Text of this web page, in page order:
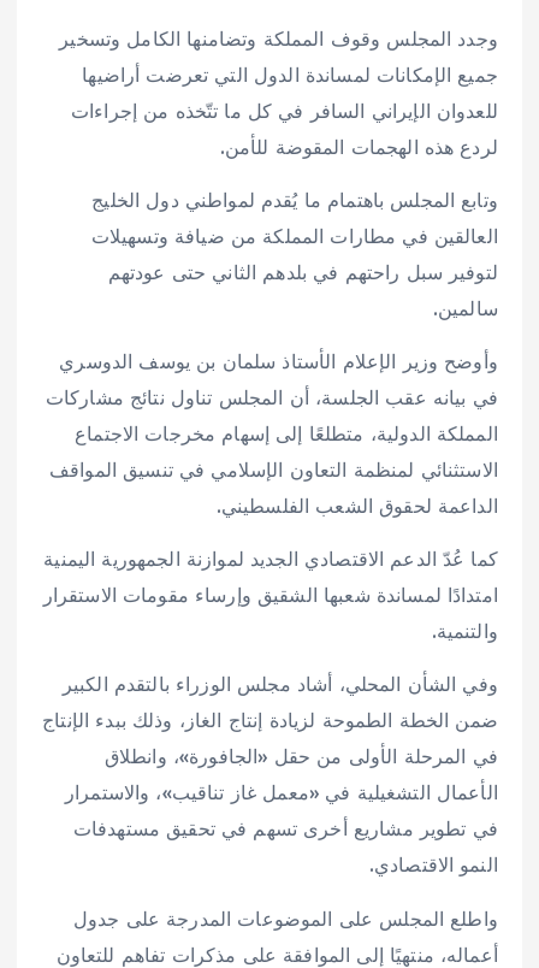
وجدد المجلس وقوف المملكة وتضامنها الكامل وتسخير
جميع الإمكانات لمساندة الدول التي تعرضت أراضيها
للعدوان الإيراني السافر في كل ما تتّخذه من إجراءات
لردع هذه الهجمات المقوضة للأمن.
وتابع المجلس باهتمام ما يُقدم لمواطني دول الخليج
العالقين في مطارات المملكة من ضيافة وتسهيلات
لتوفير سبل راحتهم في بلدهم الثاني حتى عودتهم
سالمين.
وأوضح وزير الإعلام الأستاذ سلمان بن يوسف الدوسري
في بيانه عقب الجلسة، أن المجلس تناول نتائج مشاركات
المملكة الدولية، متطلعًا إلى إسهام مخرجات الاجتماع
الاستثنائي لمنظمة التعاون الإسلامي في تنسيق المواقف
الداعمة لحقوق الشعب الفلسطيني.
كما عُدّ الدعم الاقتصادي الجديد لموازنة الجمهورية اليمنية
امتدادًا لمساندة شعبها الشقيق وإرساء مقومات الاستقرار
والتنمية.
وفي الشأن المحلي، أشاد مجلس الوزراء بالتقدم الكبير
ضمن الخطة الطموحة لزيادة إنتاج الغاز، وذلك ببدء الإنتاج
في المرحلة الأولى من حقل «الجافورة»، وانطلاق
الأعمال التشغيلية في «معمل غاز تناقيب»، والاستمرار
في تطوير مشاريع أخرى تسهم في تحقيق مستهدفات
النمو الاقتصادي.
واطلع المجلس على الموضوعات المدرجة على جدول
أعماله، منتهيًا إلى الموافقة على مذكرات تفاهم للتعاون